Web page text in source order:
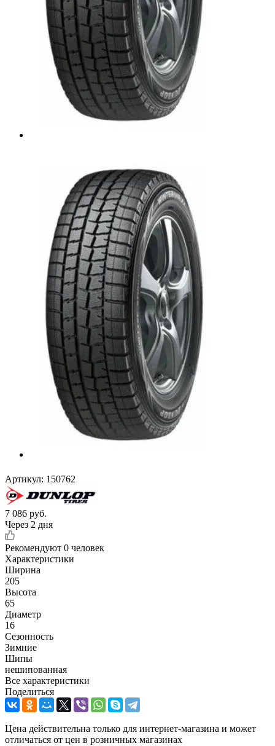
Артикул: 150762
7 086 руб.
Через 2 дня
Рекомендуют 0 человек
Характеристики
Ширина
205
Высота
65
Диаметр
16
Сезонность
Зимние
Шипы
нешипованная
Все характеристики
Поделиться
Цена действительна только для интернет-магазина и может
отличаться от цен в розничных магазинах